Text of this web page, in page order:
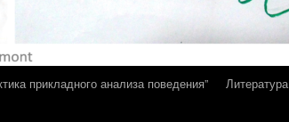
прикладного анализа поведения”
Литература